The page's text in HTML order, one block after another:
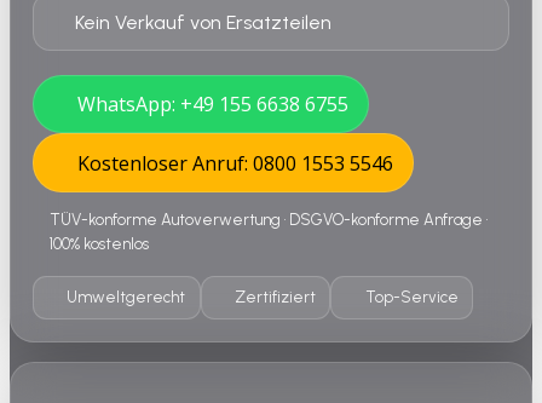
Kein Verkauf von Ersatzteilen
WhatsApp: +49 155 6638 6755
Kostenloser Anruf: 0800 1553 5546
TÜV-konforme Autoverwertung • DSGVO-konforme Anfrage •
100% kostenlos
Umweltgerecht Zertifiziert Top-Service